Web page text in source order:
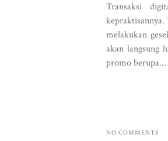
Transaksi
melakukan
akan langsung
promo berupa...
NO COMMENTS